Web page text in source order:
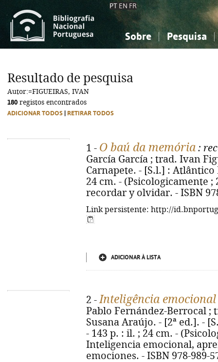
PT EN FR
Sobre Pesquisa
Ciências sociais...
Ciências sociais...
Resultado de pesquisa
Autor:=FIGUEIRAS, IVAN
180 registos encontrados
ADICIONAR TODOS RETIRAR TODOS
1 - O baú da memória :
García García ; trad. Ivan
Carnapete. - [S.l.] : Atlântico
24 cm. - (Psicologicamente
recordar y olvidar. - ISBN
Link persistente: http://
ADICIONAR À LISTA
2 -Inteligência emocional
Pablo Fernández-Berrocal ;
Susana Araújo. - [2ª ed.]. -
- 143 p. : il. ; 24 cm. -
Inteligencia emocional,
emociones. - ISBN 978-989-